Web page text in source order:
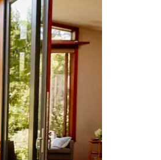
ou tocando e deslizando o dedo na tela.